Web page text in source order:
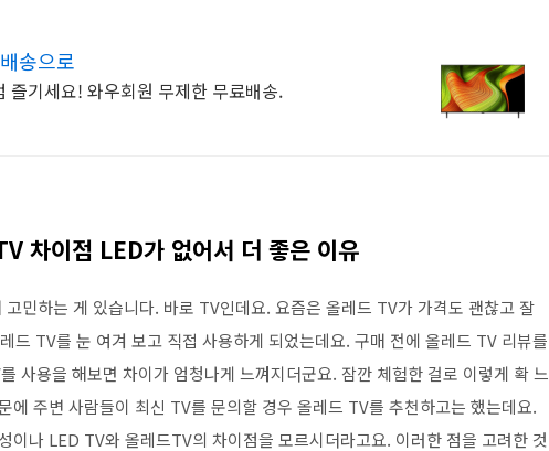
송으로
즐기세요! 와우회원 무제한 무료배송.
차이점 LED가 없어서 더 좋은 이유
민하는 게 있습니다. 바로 TV인데요. 요즘은 올레드 TV가 가격도 괜찮고 잘
드 TV를 눈 여겨 보고 직접 사용하게 되었는데요. 구매 전에 올레드 TV 리뷰를
사용을 해보면 차이가 엄청나게 느껴지더군요. 잠깐 체험한 걸로 이렇게 확 느
에 주변 사람들이 최신 TV를 문의할 경우 올레드 TV를 추천하고는 했는데요.
이나 LED TV와 올레드TV의 차이점을 모르시더라고요. 이러한 점을 고려한 것